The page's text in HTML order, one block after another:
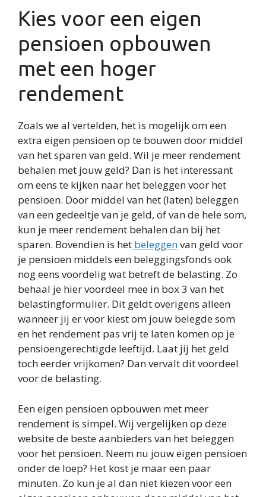
Kies voor een eigen
pensioen opbouwen
met een hoger
rendement
Zoals we al vertelden, het is mogelijk om een
extra eigen pensioen op te bouwen door middel
van het sparen van geld. Wil je meer rendement
behalen met jouw geld? Dan is het interessant
om eens te kijken naar het beleggen voor het
pensioen. Door middel van het (laten) beleggen
van een gedeeltje van je geld, of van de hele som,
kun je meer rendement behalen dan bij het
sparen. Bovendien is het beleggenvan geld voor
je pensioen middels een beleggingsfonds ook
nog eens voordelig wat betreft de belasting. Zo
behaal je hier voordeel mee in box 3 van het
belastingformulier. Dit geldt overigens alleen
wanneer jij er voor kiest om jouw belegde som
en het rendement pas vrij te laten komen op je
pensioengerechtigde leeftijd. Laat jij het geld
toch eerder vrijkomen? Dan vervalt dit voordeel
voor de belasting.
Een eigen pensioen opbouwen met meer
rendement is simpel. Wij vergelijken op deze
website de beste aanbieders van het beleggen
voor het pensioen. Neem nu jouw eigen pensioen
onder de loep? Het kost je maar een paar
minuten. Zo kun je al dan niet kiezen voor een